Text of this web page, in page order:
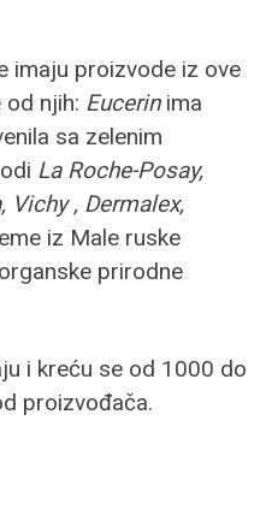
imaju proizvode iz ove
od njih: Eucerinima
sa zelenim
La Roche-Posay,
Vichy , Dermalex,
iz Male ruske
prirodne
i kreću se od 1000 do
proizvođača.